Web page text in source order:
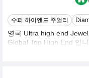
수퍼 하이앤드 주얼리
영국 Ultra high end
Global Top High End 입니